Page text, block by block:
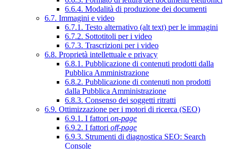
6.6.4. Modalità di produzione dei documenti
6.7. Immagini e video
6.7.1. Testo alternativo (alt text) per le immagini
6.7.2. Sottotitoli per i video
6.7.3. Trascrizioni per i video
6.8. Proprietà intellettuale e privacy
6.8.1. Pubblicazione di contenuti prodotti dalla
Pubblica Amministrazione
6.8.2. Pubblicazione di contenuti non prodotti
dalla Pubblica Amministrazione
6.8.3. Consenso dei soggetti ritratti
6.9. Ottimizzazione per i motori di ricerca (SEO)
6.9.1. I fattori on-page
6.9.2. I fattori off-page
6.9.3. Strumenti di diagnostica SEO: Search
Console